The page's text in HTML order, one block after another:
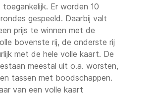
toegankelijk. Er worden 10
gespeeld. Daarbij valt
prijs te winnen met de
bovenste rij, de onderste rij
met de hele volle kaart. De
meestal uit o.a. worsten,
tassen met boodschappen.
van een volle kaart